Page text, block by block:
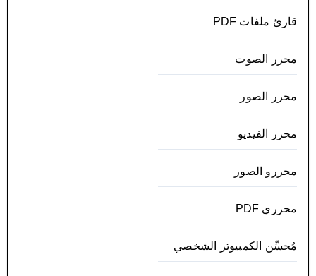
قارئ ملفات PDF
محرر الصوت
محرر الصور
محرر الفيديو
محررو الصور
محرري PDF
مُحسِّن الكمبيوتر الشخصي